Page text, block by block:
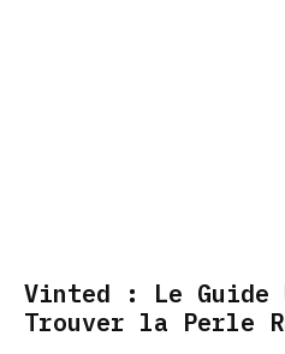
Vinted : Le Guide
Trouver la Perle